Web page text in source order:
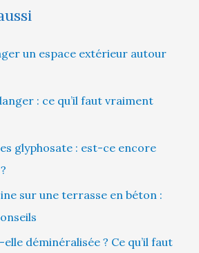
un espace extérieur autour
: ce qu’il faut vraiment
glyphosate : est-ce encore
sur une terrasse en béton :
elle déminéralisée ? Ce qu’il faut